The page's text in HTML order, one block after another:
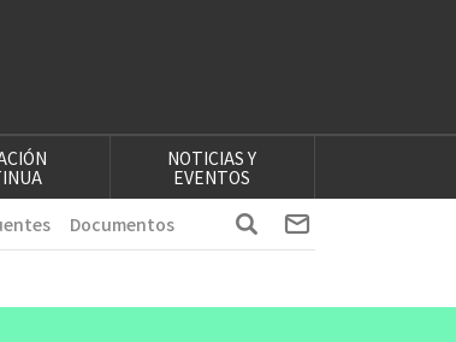
NOTICIAS Y
EVENTOS
Documentos